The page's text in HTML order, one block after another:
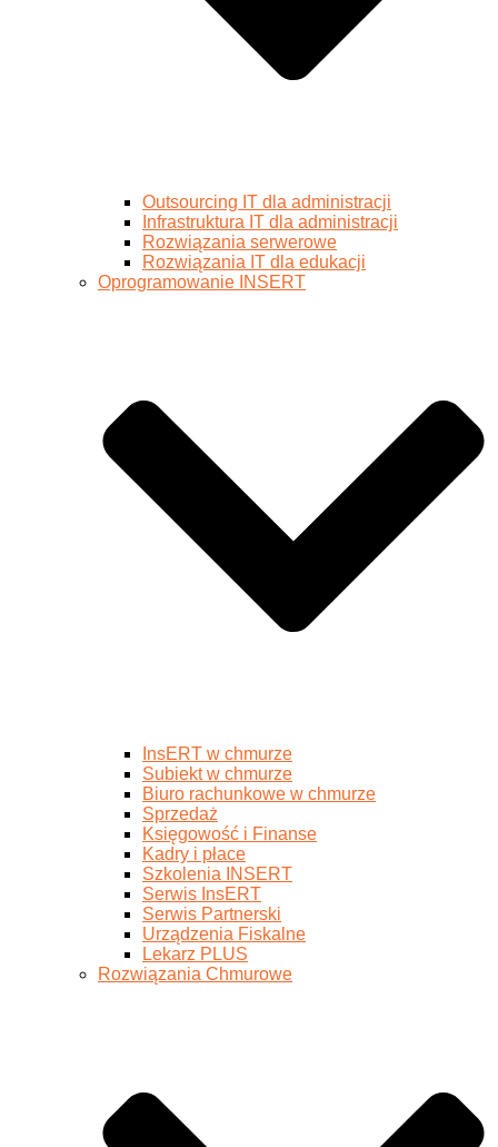
Outsourcing IT dla administracji
Infrastruktura IT dla administracji
Rozwiązania serwerowe
Rozwiązania IT dla edukacji
Oprogramowanie INSERT
InsERT w chmurze
Subiekt w chmurze
Biuro rachunkowe w chmurze
Sprzedaż
Księgowość i Finanse
Kadry i płace
Szkolenia INSERT
Serwis InsERT
Serwis Partnerski
Urządzenia Fiskalne
Lekarz PLUS
Rozwiązania Chmurowe